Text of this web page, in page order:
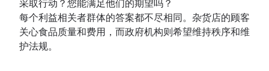
采取行动？您能满足他们的期望吗？
每个利益相关者群体的答案都不尽相同。杂货店的顾客
关心食品质量和费用，而政府机构则希望维持秩序和维
护法规。